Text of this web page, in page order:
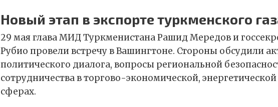
Новый этап в экспорте туркменского
29 мая глава МИД Туркменистана Рашид Мередов и
Рубио провели встречу в Вашингтоне. Стороны обсудили
политического диалога, вопросы региональной
сотрудничества в торгово-экономической,
сферах.